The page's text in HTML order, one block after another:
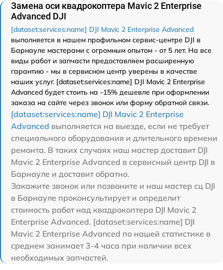
Замена оси квадрокоптера Mavic 2 Enterprise
Advanced DJI
[dataset:services:name] DJI Mavic 2 Enterprise Advanced
выполняется в нашем профильном сервис-центре DJI в
Барнауле мастерами с огромным опытом - от 5 лет. На все
виды работ и запчасти предоставляем расширенную
гарантию - мы в сервисном центр уверены в качестве
наших услуг. [dataset:services:name] DJI Mavic 2 Enterprise
Advanced будет стоить на -15% дешевле при оформлении
заказа на сайте через звонок или форму обратной связи.
[dataset:services:name] DJI Mavic 2 Enterprise
Advanced выполняется на выезде, если не требует
специального оборудования и длительного времени
ремонта. В таких случаях наш мастер доставит DJI
Mavic 2 Enterprise Advanced в сервисный центр DJI в
Барнауле и доставит обратно.
Закажите звонок или позвоните и наш мастер сц DJI
в Барнауле проконсультирует и определит
стоимость работ над квадрокоптера DJI Mavic 2
Enterprise Advanced. [dataset:services:name] DJI
Mavic 2 Enterprise Advanced по нашей статистике в
среднем занимает 3-4 часа при наличии всех
необходимых запчастей.